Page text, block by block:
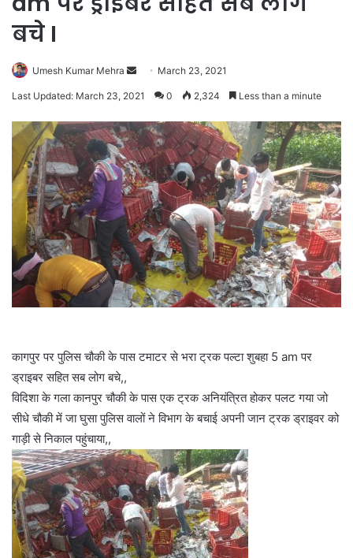
बचे I
Umesh Kumar Mehra
Send March 23, 2021
Last Updated: March 23, 2021 0 2,324 Less than a minute
कागपुर पर पुलिस चौकी के पास टमाटर से भरा ट्रक पल्टा शुबहा 5 am पर
ड्राइबर सहित सब लोग बचे,,
विदिशा के गला कानपुर चौकी के पास एक ट्रक अनियंत्रित होकर पलट गया जो
सीधे चौकी में जा घुसा पुलिस वालों ने विभाग के बचाई अपनी जान ट्रक ड्राइवर को
गाड़ी से निकाल पहुंचाया,,